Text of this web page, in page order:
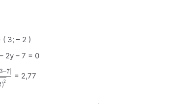
( 3; – 2 )
2y – 7 = 0
–7
)2
= 2,77